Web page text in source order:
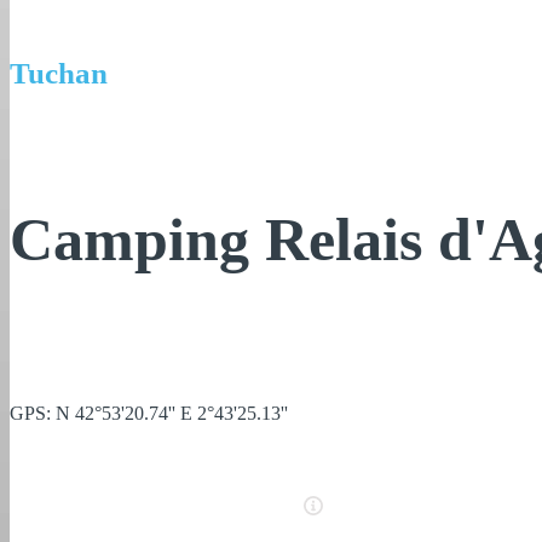
Tuchan
Camping Relais
GPS: N 42°53'20.74'' E 2°43'25.13''